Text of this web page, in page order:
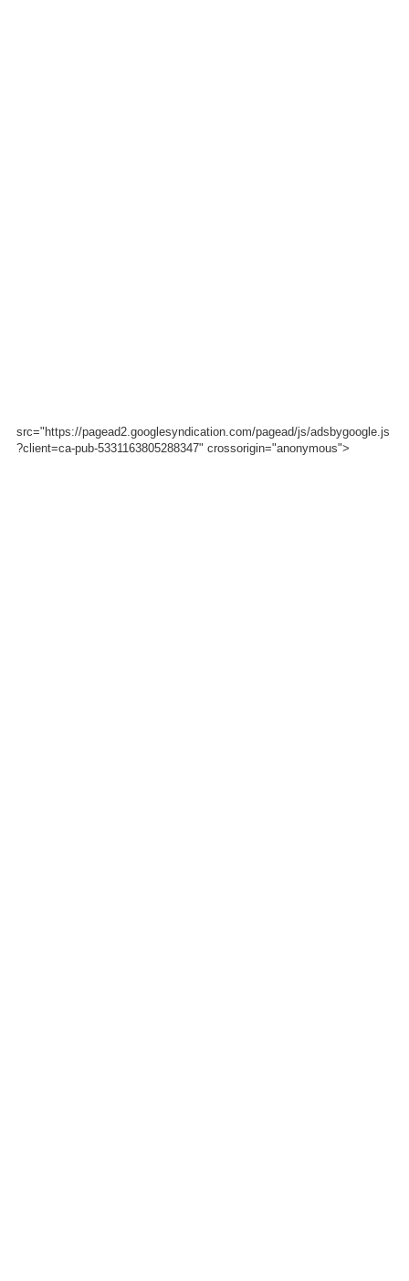
src="https://pagead2.googlesyndication.com/pagead/js/adsbygoogle.js
?client=ca-pub-5331163805288347" crossorigin="anonymous">